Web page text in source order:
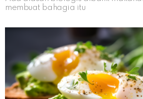
membuat bahagia itu